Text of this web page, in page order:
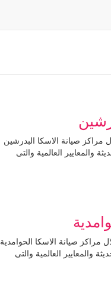
ان من خلال مراكز صيانة الاسكا البدرشين
العالمية والتى
ان من خلال مراكز صيانة الاسكا الحوامدية
والمعايير العالمية والتى